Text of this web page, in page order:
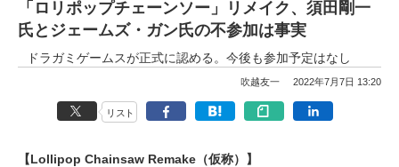
「ロリポップチェーンソー」リメイク、須田剛一
氏とジェームズ・ガン氏の不参加は事実
ドラガミゲームスが正式に認める。今後も参加予定はなし
吹越友一 2022年7月7日 13:20
リスト
【Lollipop Chainsaw Remake（仮称）】